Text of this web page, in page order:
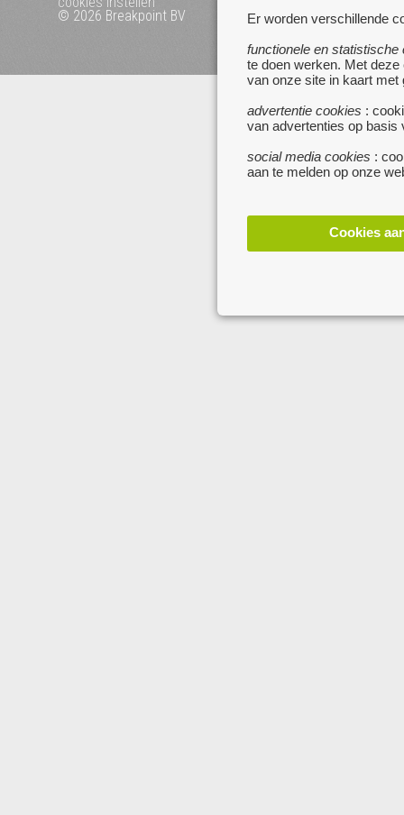
Er worden verschillende
functionele en statistische
te doen werken. Met
van onze site in kaart met
advertentie cookies :
van advertenties op basis
social media cookies :
aan te melden op onze
Cookies
© 2026 Breakpoint BV
Bezoek ook eens onze
www.startpagina.be
www.koken.be